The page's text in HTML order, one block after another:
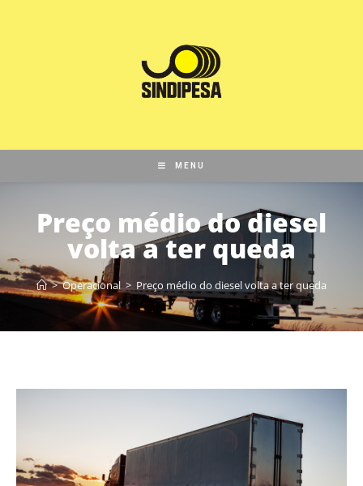
MENU
Preço médio do diesel
volta a ter queda
> Operacional > Preço médio do diesel volta a ter queda